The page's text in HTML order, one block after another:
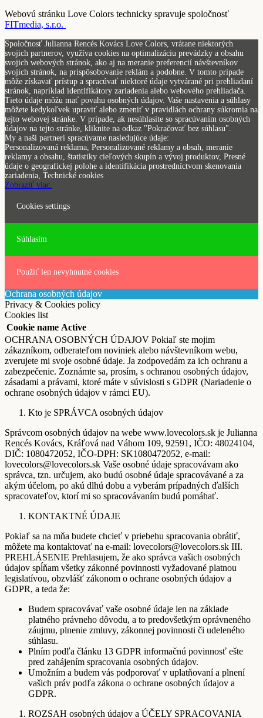
Webovú stránku Love Colors technicky spravuje spoločnosť
FITmedia, s.r.o.
Spoločnosť Julianna Rencés Kovács Love Colors, vrátane niektorých
svojich partnerov, využíva cookies na optimalizáciu prevádzky a obsahu
svojich webových stránok, ako aj na meranie preferencií návštevníkov
svojich stránok, na prispôsobovanie reklám a podobne. V tomto prípade
môže získavať prístup a spracúvať niektoré údaje vytvárané pri prehliadaní
stránok, napríklad identifikátory zariadenia alebo webového prehliadača.
Tieto údaje môžu mať povahu osobných údajov. Vaše nastavenia a súhlasy
môžete kedykoľvek upraviť alebo zmeniť v pravidlách ochrany súkromia na
tejto webovej stránke. V prípade, ak nesúhlasíte so spracúvaním osobných
údajov na tejto stránke, kliknite na odkaz "Pokračovať bez súhlasu".
My a naši partneri spracúvame nasledujúce údaje:
Personalizovaná reklama, Personalizované reklamy a obsah, meranie
reklamy a obsahu, štatistiky cieľových skupín a vývoj produktov, Presné
údaje o geografickej polohe a identifikácia prostredníctvom skenovania
zariadenia, Technické cookies
Zobraziť viac.
Cookies settings
Súhlasím
Použiť len nevyhnutné cookies
Ochrana osobných údajov
Privacy & Cookies policy
Cookies list
Cookie name Active
OCHRANA OSOBNÝCH ÚDAJOV Pokiaľ ste mojim
zákazníkom, odberateľom noviniek alebo návštevníkom webu,
zverujete mi svoje osobné údaje. Ja zodpovedám za ich ochranu a
zabezpečenie. Zoznámte sa, prosím, s ochranou osobných údajov,
zásadami a právami, ktoré máte v súvislosti s GDPR (Nariadenie o
ochrane osobných údajov v rámci EU).
Kto je SPRÁVCA osobných údajov
Správcom osobných údajov na webe www.lovecolors.sk je Julianna
Rencés Kovács, Kráľová nad Váhom 109, 92591, IČO: 48024104,
DIČ: 1080472052, IČO-DPH: SK1080472052, e-mail:
lovecolors@lovecolors.sk Vaše osobné údaje spracovávam ako
správca, tzn. určujem, ako budú osobné údaje spracovávané a za
akým účelom, po akú dlhú dobu a vyberám prípadných ďalších
spracovateľov, ktorí mi so spracovávaním budú pomáhať.
KONTAKTNÉ ÚDAJE
Pokiaľ sa na mňa budete chcieť v priebehu spracovania obrátiť,
môžete ma kontaktovať na e-mail: lovecolors@lovecolors.sk III.
PREHLÁSENIE Prehlasujem, že ako správca vašich osobných
údajov spĺňam všetky zákonné povinnosti vyžadované platnou
legislatívou, obzvlášť zákonom o ochrane osobných údajov a
GDPR, a teda že:
Budem spracovávať vaše osobné údaje len na základe
platného právneho dôvodu, a to predovšetkým oprávneného
záujmu, plnenie zmluvy, zákonnej povinnosti či udeleného
súhlasu.
Plním podľa článku 13 GDPR informačnú povinnosť ešte
pred zahájením spracovania osobných údajov.
Umožním a budem vás podporovať v uplatňovaní a plnení
vašich práv podľa zákona o ochrane osobných údajov a
GDPR.
ROZSAH osobných údajov a ÚČELY SPRACOVANIA